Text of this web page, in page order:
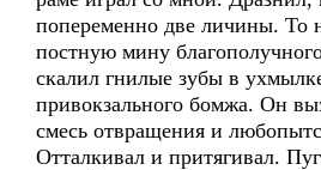
попеременно две личины. То
постную мину
скалил гнилые зубы в
привокзального бомжа. Он
смесь отвращения и
Отталкивал и притягивал.